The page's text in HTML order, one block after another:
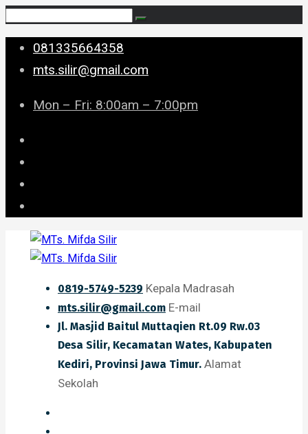
081335664358
mts.silir@gmail.com
Mon – Fri: 8:00am – 7:00pm
0819-5749-5239 Kepala Madrasah
mts.silir@gmail.com E-mail
Jl. Masjid Baitul Muttaqien Rt.09 Rw.03
Desa Silir, Kecamatan Wates, Kabupaten
Kediri, Provinsi Jawa Timur. Alamat
Sekolah